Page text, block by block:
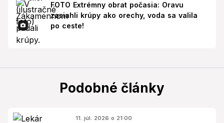
FOTO Extrémny obrat počasia: Oravu
zasiahli krúpy ako orechy, voda sa valila
po ceste!
Podobné články
11. júl. 2026 o 21:00